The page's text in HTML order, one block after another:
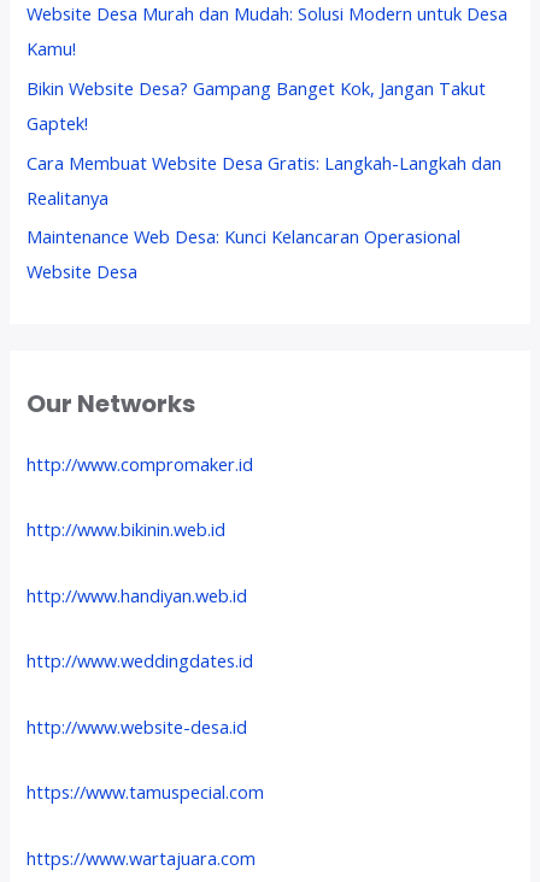
Website Desa Murah dan Mudah: Solusi Modern untuk Desa
Kamu!
Bikin Website Desa? Gampang Banget Kok, Jangan Takut
Gaptek!
Cara Membuat Website Desa Gratis: Langkah-Langkah dan
Realitanya
Maintenance Web Desa: Kunci Kelancaran Operasional
Website Desa
Our Networks
http://www.compromaker.id
http://www.bikinin.web.id
http://www.handiyan.web.id
http://www.weddingdates.id
http://www.website-desa.id
https://www.tamuspecial.com
https://www.wartajuara.com